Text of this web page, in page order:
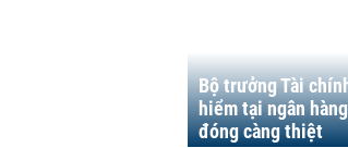
Bộ trưởng Tài
hiểm tại ngân
đóng càng thiệt